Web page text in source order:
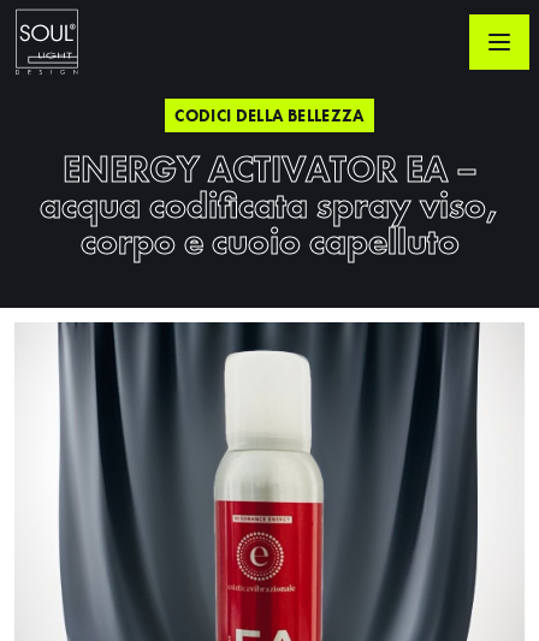
CODICI DELLA BELLEZZA
ENERGY ACTIVATOR EA –
acqua codificata spray viso,
corpo e cuoio capelluto